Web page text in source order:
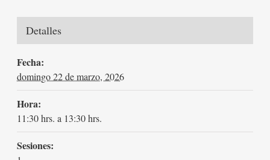
Detalles
Fecha:
domingo 22 de marzo, 2026
Hora:
11:30 hrs. a 13:30 hrs.
Sesiones: